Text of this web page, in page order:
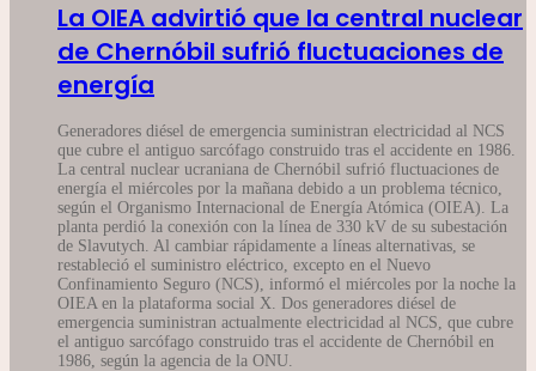
La OIEA advirtió que la central nuclear
de Chernóbil sufrió fluctuaciones de
energía
Generadores diésel de emergencia suministran electricidad al NCS
que cubre el antiguo sarcófago construido tras el accidente en 1986.
La central nuclear ucraniana de Chernóbil sufrió fluctuaciones de
energía el miércoles por la mañana debido a un problema técnico,
según el Organismo Internacional de Energía Atómica (OIEA). La
planta perdió la conexión con la línea de 330 kV de su subestación
de Slavutych. Al cambiar rápidamente a líneas alternativas, se
restableció el suministro eléctrico, excepto en el Nuevo
Confinamiento Seguro (NCS), informó el miércoles por la noche la
OIEA en la plataforma social X. Dos generadores diésel de
emergencia suministran actualmente electricidad al NCS, que cubre
el antiguo sarcófago construido tras el accidente de Chernóbil en
1986, según la agencia de la ONU.